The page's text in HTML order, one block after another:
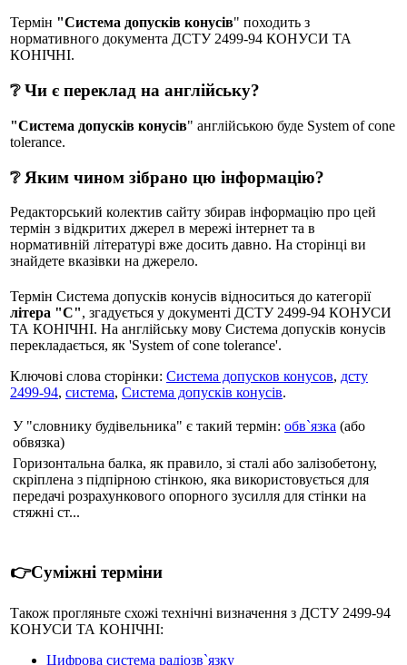
Термін "Система допусків конусів" походить з
нормативного документа ДСТУ 2499-94 КОНУСИ ТА
КОНІЧНІ.
❔ Чи є переклад на англійську?
"Система допусків конусів" англійською буде System of cone
tolerance.
❔ Яким чином зібрано цю інформацію?
Редакторський колектив сайту збирав інформацію про цей
термін з відкритих джерел в мережі інтернет та в
нормативній літературі вже досить давно. На сторінці ви
знайдете вказівки на джерело.
Термін Система допусків конусів відноситься до категорії
літера "С", згадується у документі ДСТУ 2499-94 КОНУСИ
ТА КОНІЧНІ. На англійську мову Система допусків конусів
перекладається, як 'System of cone tolerance'.
Ключові слова сторінки: Система допусков конусов, дсту
2499-94, система, Система допусків конусів.
У "словнику будівельника" є такий термін: обв`язка (або
обвязка)
Горизонтальна балка, як правило, зі сталі або залізобетону,
скріплена з підпірною стінкою, яка використовується для
передачі розрахункового опорного зусилля для стінки на
стяжні ст...
👉Суміжні терміни
Також прогляньте схожі технічні визначення з ДСТУ 2499-94
КОНУСИ ТА КОНІЧНІ:
Цифрова система радіозв`язку